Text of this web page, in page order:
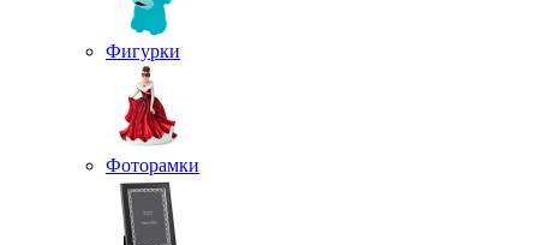
Фигурки
Фоторамки